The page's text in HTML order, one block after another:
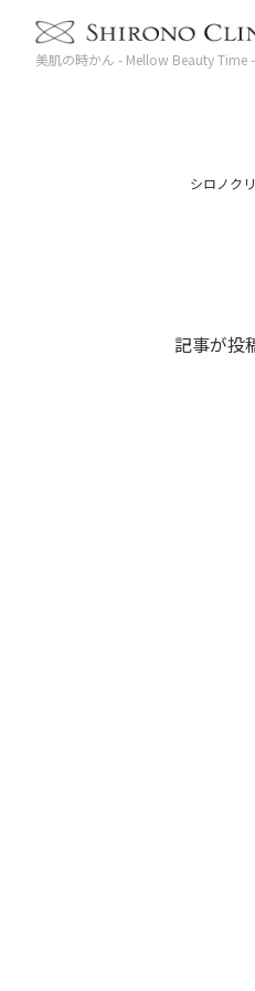
美肌の時かん - Mellow Beauty Time
シロノク
記事が投